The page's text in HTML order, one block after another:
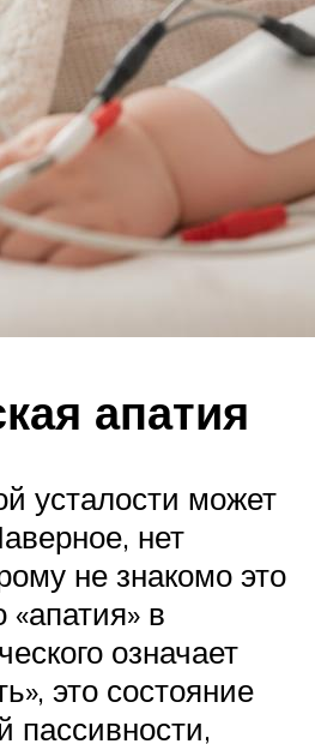
апатия
усталости может
нет
не знакомо это
в
означает
это состояние
пассивности,